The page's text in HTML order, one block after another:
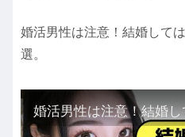
婚活男性は注意！結婚して
選。